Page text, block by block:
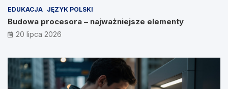
EDUKACJA JĘZYK POLSKI
Budowa procesora – najważniejsze elementy
20 lipca 2026